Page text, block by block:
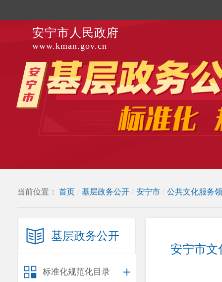
安宁市人民政府
www.kman.gov.cn
当前位置： 首页 / 基层政务公开 / 安宁市 / 公共文化服务
基层政务公开
标准化规范化目录
安宁市文